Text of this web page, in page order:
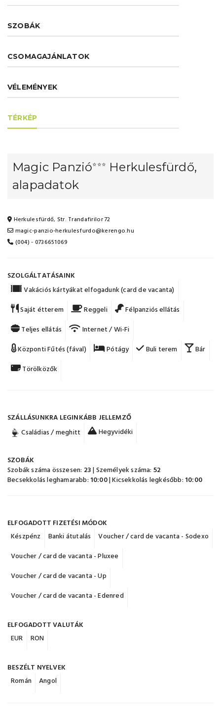
SZOBÁK
CSOMAGAJÁNLATOK
VÉLEMÉNYEK
TÉRKÉP
Magic Panzió⭐⭐⭐
Herkulesfürdő,
alapadatok
Herkulesfürdő, Str. Trandafirilor 72
magic-panzio-herkulesfurdo@kerengo.hu
(004) - 0736651069
SZOLGÁLTATÁSAINK
Vakációs kártyákat elfogadunk (card de vacanta)
Saját étterem
Reggeli
Félpanziós ellátás
Teljes ellátás
Internet / Wi-Fi
Központi Fűtés (fával)
Pótágy Buli terem
Bár
Törölközők
SZÁLLÁSUNKRA LEGINKÁBB JELLEMZŐ
Családias / meghitt
Hegyvidéki
SZOBÁK
Szobák száma összesen: 23| Személyek száma: 52
Becsekkolás leghamarabb: 10:00| Kicsekkolás legkésőbb: 10:00
ELFOGADOTT FIZETÉSI MÓDOK
Készpénz
Banki átutalás
Voucher / card de vacanta - Sodexo
Voucher / card de vacanta - Pluxee
Voucher / card de vacanta - Up
Voucher / card de vacanta - Edenred
ELFOGADOTT VALUTÁK
EUR
RON
BESZÉLT NYELVEK
Román
Angol